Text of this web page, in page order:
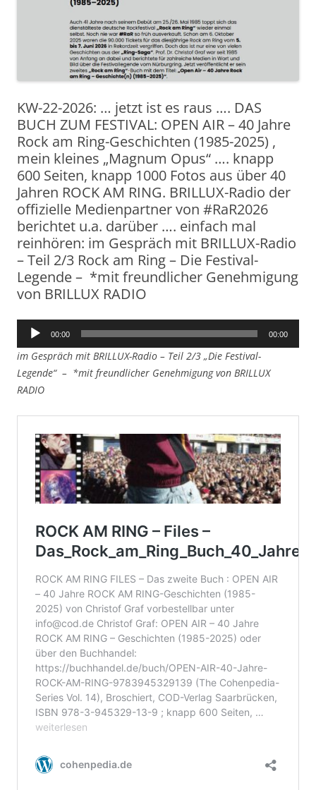
KW-22-2026: … jetzt ist es raus …. DAS
BUCH ZUM FESTIVAL: OPEN AIR – 40 Jahre
Rock am Ring-Geschichten (1985-2025) ,
mein kleines „Magnum Opus“ …. knapp
600 Seiten, knapp 1000 Fotos aus über 40
Jahren ROCK AM RING. BRILLUX-Radio der
offizielle Medienpartner von #RaR2026
berichtet u.a. darüber …. einfach mal
reinhören: im Gespräch mit BRILLUX-Radio
– Teil 2/3 Rock am Ring – Die Festival-
Legende – *mit freundlicher Genehmigung
von BRILLUX RADIO
Audio-
00:00 00:00
im Gespräch mit BRILLUX-Radio – Teil 2/3 „Die Festival-
Legende“ – *mit freundlicher Genehmigung von BRILLUX
RADIO